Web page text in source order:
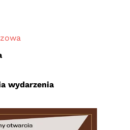
wydarzenia